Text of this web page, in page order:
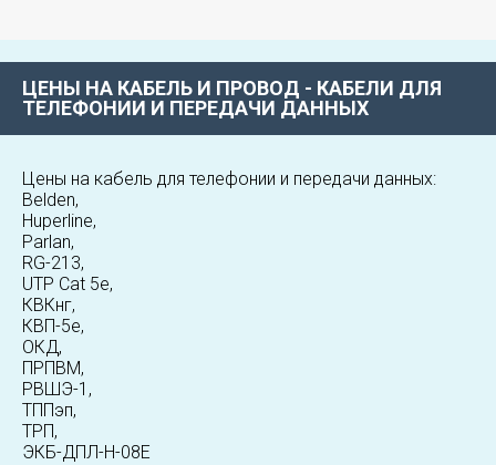
ЦЕНЫ НА КАБЕЛЬ И ПРОВОД - КАБЕЛИ ДЛЯ
ТЕЛЕФОНИИ И ПЕРЕДАЧИ ДАННЫХ
Цены на кабель для телефонии и передачи данных:
Belden,
Huperline,
Parlan,
RG-213,
UTP Cat 5e,
КВКнг,
КВП-5е,
ОКД,
ПРПВМ,
РВШЭ-1,
ТППэп,
ТРП,
ЭКБ-ДПЛ-Н-08Е